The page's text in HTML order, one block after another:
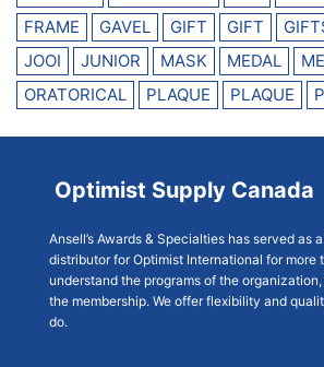
FRAME
GAVEL GIFT GIFT
JOOI
JUNIOR MASK MEDAL
ORATORICAL
PLAQUE PLAQUE
Optimist Supply Canada
Ansell’s Awards & Specialties has served as
distributor for Optimist International for more
understand the programs of the
the membership. We offer flexibility and
do.